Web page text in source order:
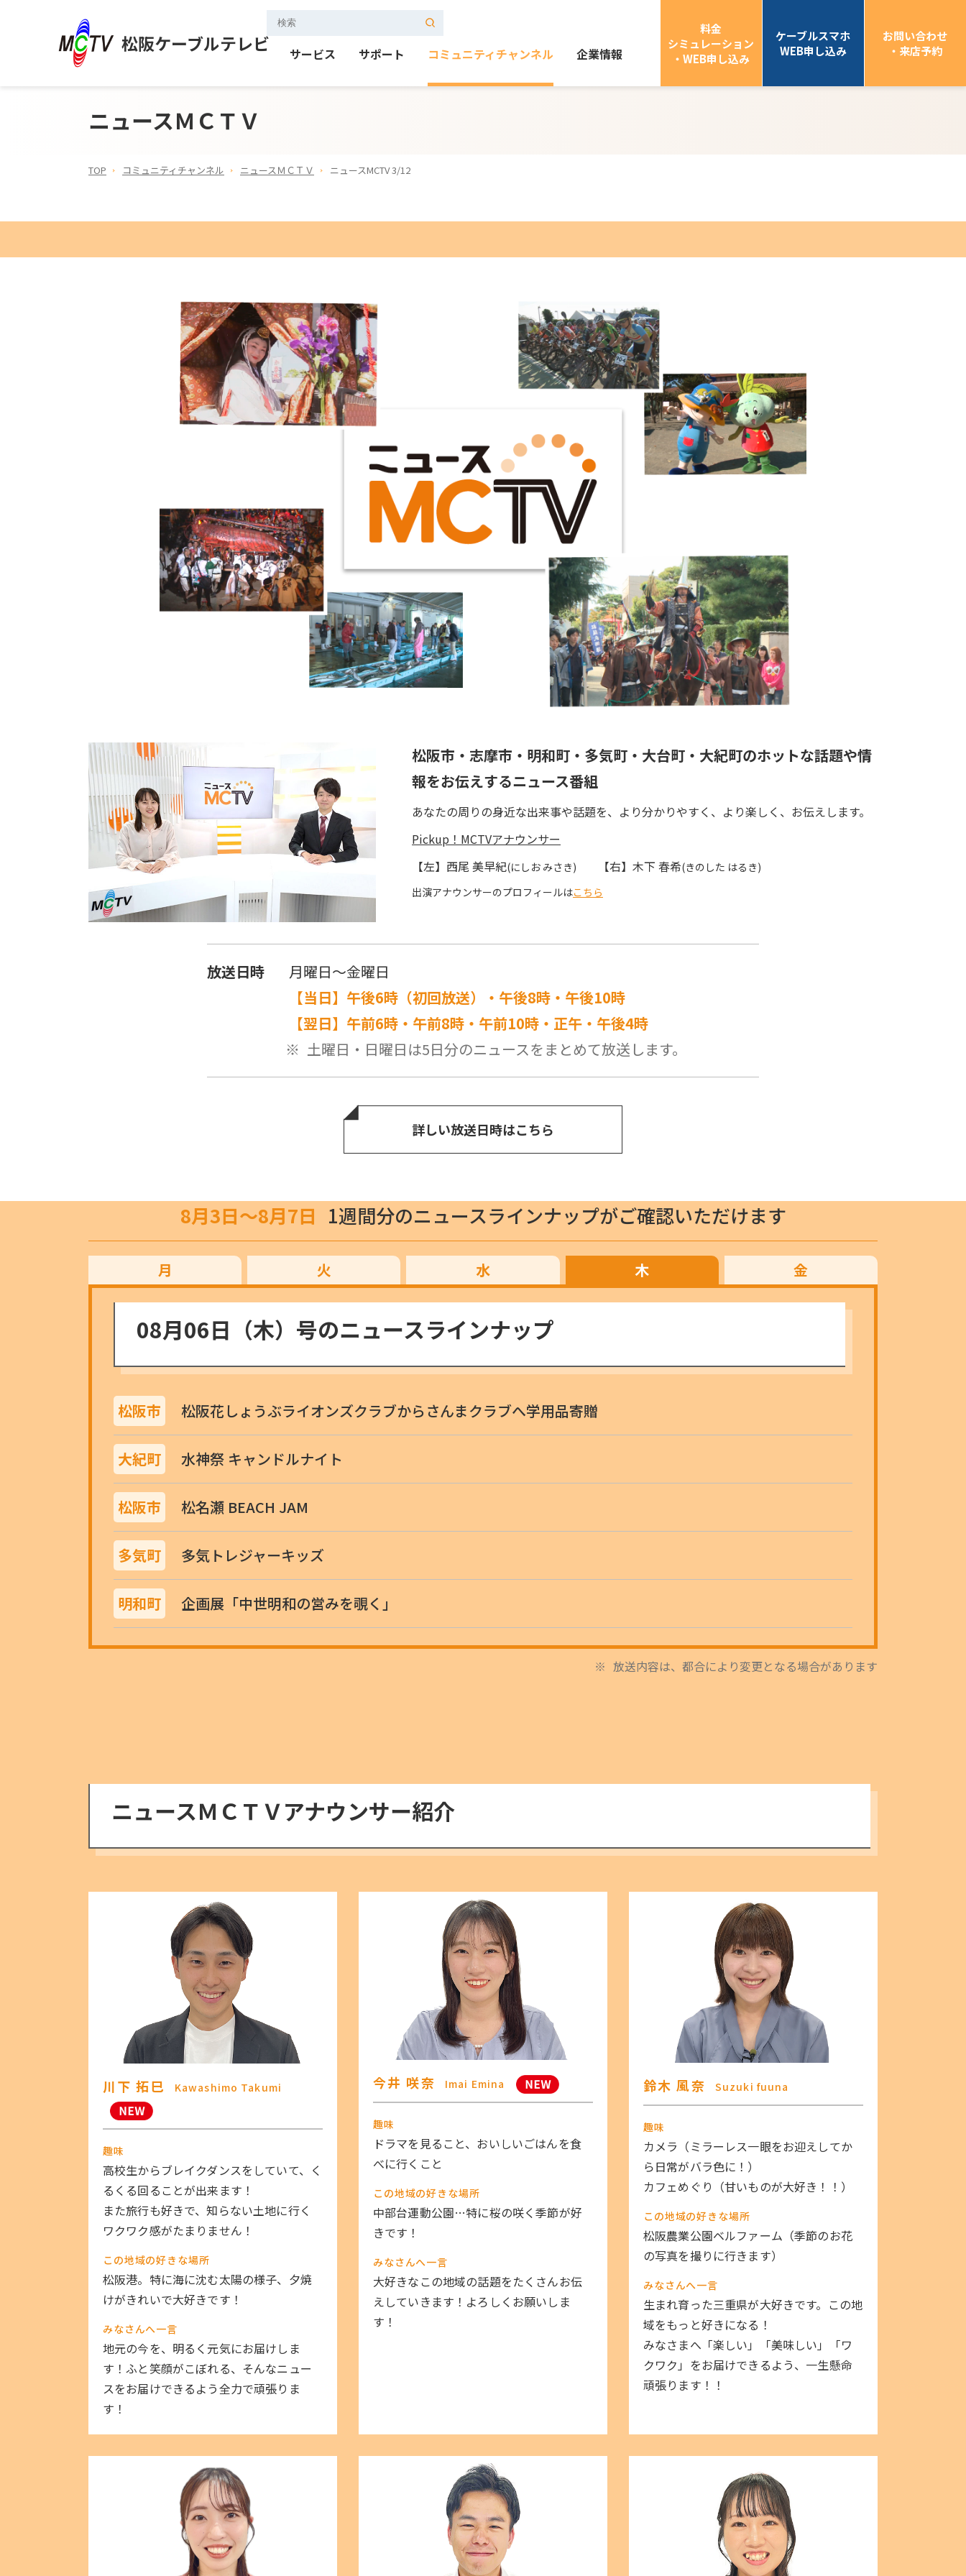
松阪ケーブルテレビ サービス サポート コミュニティチャンネル 企業情報
料金
シミュレーション
・WEB申し込み
ケーブルスマホ
WEB申し込み
お問い合わせ
・来店予約
ニュースＭＣＴＶ
TOP コミュニティチャンネル ニュースＭＣＴＶ ニュースMCTV 3/12
松阪市・志摩市・明和町・多気町・大台町・大紀町のホットな話題や情
報をお伝えするニュース番組
あなたの周りの身近な出来事や話題を、より分かりやすく、より楽しく、お伝えします。
Pickup！MCTVアナウンサー
【左】西尾 美早紀(にしお みさき) 【右】木下 春希(きのした はるき)
出演アナウンサーのプロフィールはこちら
放送日時
月曜日～金曜日
【当日】午後6時（初回放送）・午後8時・午後10時
【翌日】午前6時・午前8時・午前10時・正午・午後4時
土曜日・日曜日は5日分のニュースをまとめて放送します。
詳しい放送日時はこちら
8月3日〜8月7日 1週間分のニュースラインナップがご確認いただけます
月 火 水 木 金
08月06日（木）号のニュースラインナップ
松阪市 松阪花しょうぶライオンズクラブからさんまクラブへ学用品寄贈
大紀町 水神祭 キャンドルナイト
松阪市 松名瀬 BEACH JAM
多気町 多気トレジャーキッズ
明和町 企画展「中世明和の営みを覗く」
放送内容は、都合により変更となる場合があります
ニュースＭＣＴＶアナウンサー紹介
川下 拓巳 Kawashimo Takumi
趣味
高校生からブレイクダンスをしていて、く
るくる回ることが出来ます！
また旅行も好きで、知らない土地に行く
ワクワク感がたまりません！
この地域の好きな場所
松阪港。特に海に沈む太陽の様子、夕焼
けがきれいで大好きです！
みなさんへ一言
地元の今を、明るく元気にお届けしま
す！ふと笑顔がこぼれる、そんなニュー
スをお届けできるよう全力で頑張りま
す！
今井 咲奈 Imai Emina
趣味
ドラマを見ること、おいしいごはんを食
べに行くこと
この地域の好きな場所
中部台運動公園…特に桜の咲く季節が好
きです！
みなさんへ一言
大好きなこの地域の話題をたくさんお伝
えしていきます！よろしくお願いしま
す！
鈴木 風奈 Suzuki fuuna
趣味
カメラ（ミラーレス一眼をお迎えしてか
ら日常がバラ色に！）
カフェめぐり（甘いものが大好き！！）
この地域の好きな場所
松阪農業公園ベルファーム（季節のお花
の写真を撮りに行きます）
みなさんへ一言
生まれ育った三重県が大好きです。この地
域をもっと好きになる！
みなさまへ「楽しい」「美味しい」「ワ
クワク」をお届けできるよう、一生懸命
頑張ります！！